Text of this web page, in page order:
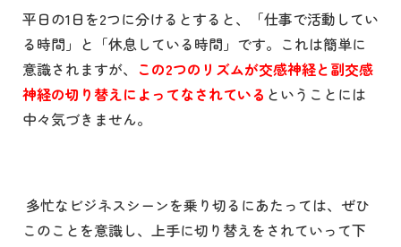
平日の1日を2つに分けるとすると、「仕事で活動してい
る時間」と「休息している時間」です。これは簡単に
意識されますが、
この2つのリズムが交感神経と副交感
神経の切り替えによってなされている ということには
中々気づきません。
多忙なビジネスシーンを乗り切るにあたっては、ぜひ
このことを意識し、上手に切り替えをされていって下